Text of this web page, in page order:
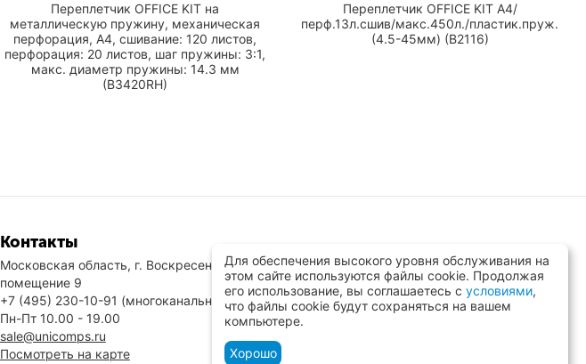
Переплетчик OFFICE KIT на
металлическую пружину, механическая
перфорация, A4, сшивание: 120 листов,
перфорация: 20 листов, шаг пружины: 3:1,
макс. диаметр пружины: 14.3 мм
(B3420RH)
Переплетчик OFFICE KIT A4/
перф.13л.сшив/макс.450л./пластик.пруж.
(4.5-45мм) (B2116)
Контакты
Московская область, г. Воскресенск, ул.Заводская д.8 стр.1
помещение 9
+7 (495) 230-10-91 (многоканальный)
Пн-Пт 10.00 - 19.00
sale@unicomps.ru
Посмотреть на карте
Для обеспечения высокого уровня обслуживания на
этом сайте используются файлы cookie. Продолжая
его использование, вы соглашаетесь с условиями,
что файлы cookie будут сохраняться на вашем
компьютере.
Хорошо